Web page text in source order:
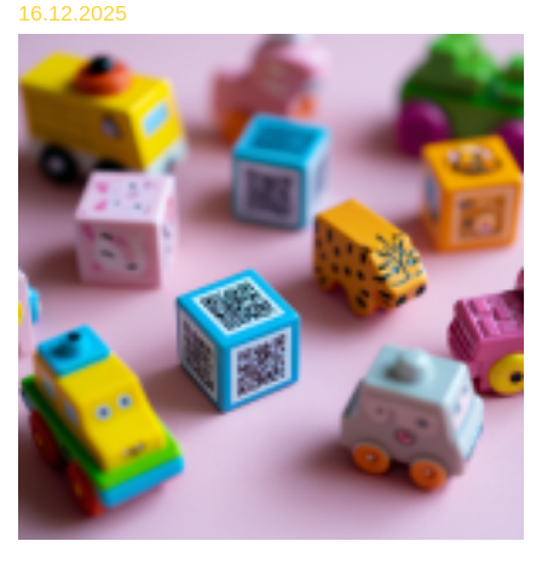
16.12.2025